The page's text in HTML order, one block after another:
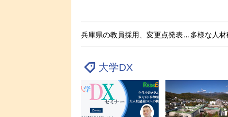
兵庫県の教員採用、変更点発表…多様な人
大学DX